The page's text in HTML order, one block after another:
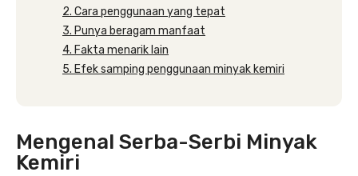
2. Cara penggunaan yang tepat
3. Punya beragam manfaat
4. Fakta menarik lain
5. Efek samping penggunaan minyak kemiri
Mengenal Serba-Serbi Minyak
Kemiri